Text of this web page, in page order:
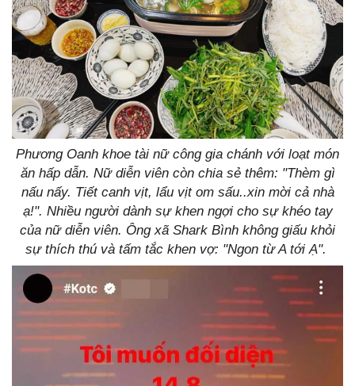
Phương Oanh khoe tài nữ công gia chánh với loạt món
ăn hấp dẫn. Nữ diễn viên còn chia sẻ thêm: "Thèm gì
nấu nấy. Tiết canh vịt, lẩu vịt om sấu..xin mời cả nhà
ạ!". Nhiều người dành sự khen ngợi cho sự khéo tay
của nữ diễn viên. Ông xã Shark Bình không giấu khỏi
sự thích thú và tấm tắc khen vợ: "Ngon từ A tới Ạ".